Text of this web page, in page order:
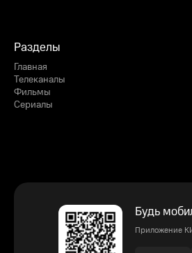
Разделы
Главная
Телеканалы
Фильмы
Сериалы
Будь
Приложение